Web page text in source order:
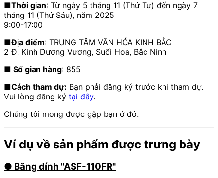
■Thời gian: Từ ngày 5 tháng 11 (Thứ Tư) đến ngày 7
tháng 11 (Thứ Sáu), năm 2025
9:00-17:00
■Địa điểm: TRUNG TÂM VĂN HÓA KINH BẮC
2 Đ. Kinh Dương Vương, Suối Hoa, Bắc Ninh
■ Số gian hàng: 855
■Cách tham dự: Bạn phải đăng ký trước khi tham dự.
Vui lòng đăng ký tại đây.
Chúng tôi mong được gặp bạn ở đó.
Ví dụ về sản phẩm được trưng bày
● Băng dính "ASF-110FR"